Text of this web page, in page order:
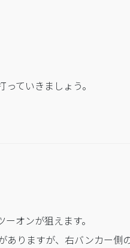
ていきましょう。
オンが狙えます。
ありますが、右バンカー側